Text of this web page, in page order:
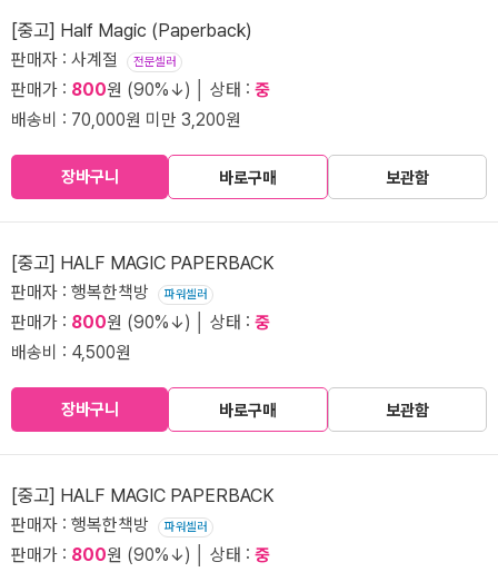
[중고] Half Magic (Paperback)
판매자 : 사계절 전문셀러
판매가 : 800원 (90%↓) │ 상태 : 중
배송비 : 70,000원 미만 3,200원
장바구니 바로구매 보관함
[중고] HALF MAGIC PAPERBACK
판매자 : 행복한책방 파워셀러
판매가 : 800원 (90%↓) │ 상태 : 중
배송비 : 4,500원
장바구니 바로구매 보관함
[중고] HALF MAGIC PAPERBACK
판매자 : 행복한책방 파워셀러
판매가 : 800원 (90%↓) │ 상태 : 중